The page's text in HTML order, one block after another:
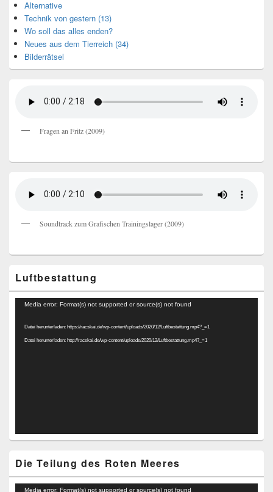
Alternative
Technik von gestern (13)
Wo soll das alles enden?
Neues aus dem Tierreich (34)
Bilderrätsel
Fragen an Fritz (2009)
Soundtrack zum Grafischen Trainingslager (2009)
Luftbestattung
Video-
Media error: Format(s) not supported or source(s) not found
Datei herunterladen: https://racskai.de/wp-content/uploads/2020/12/Luftbestattung.mp4?_=1
Datei herunterladen: http://racskai.de/wp-content/uploads/2020/12/Luftbestattung.mp4?_=1
Die Teilung des Roten Meeres
Video-
Media error: Format(s) not supported or source(s) not found